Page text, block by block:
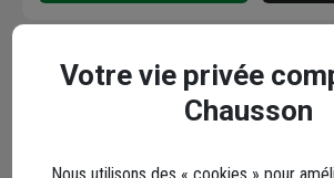
Votre vie privée
Chausson
Nous utilisons des « cookies » pour